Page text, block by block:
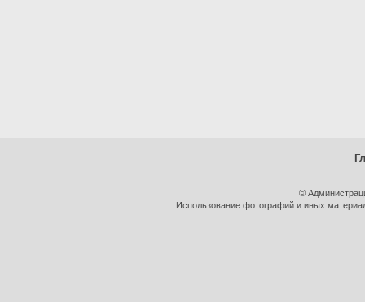
©
Использование фотографий и иных